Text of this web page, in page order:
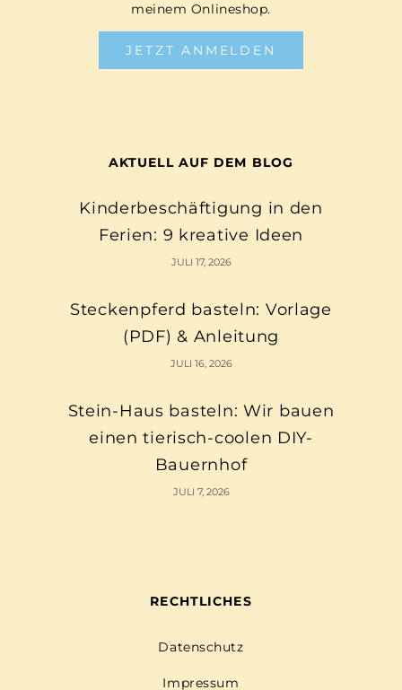
meinem Onlineshop.
JETZT ANMELDEN
AKTUELL AUF DEM BLOG
Kinderbeschäftigung in den
Ferien: 9 kreative Ideen
JULI 17, 2026
Steckenpferd basteln: Vorlage
(PDF) & Anleitung
JULI 16, 2026
Stein-Haus basteln: Wir bauen
einen tierisch-coolen DIY-
Bauernhof
JULI 7, 2026
RECHTLICHES
Datenschutz
Impressum